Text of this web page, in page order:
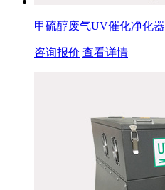
甲硫醇废气UV催化净化器
咨询报价 查看详情